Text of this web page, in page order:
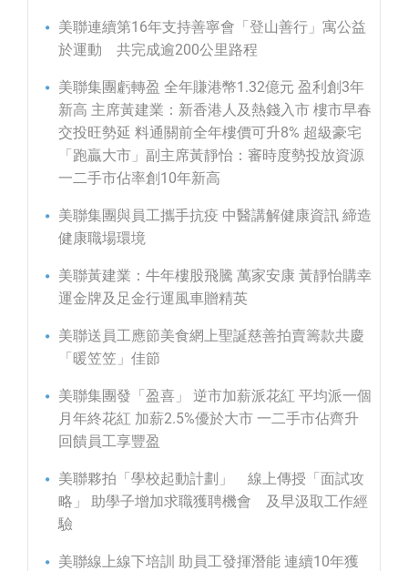
美聯連續第16年支持善寧會「登山善行」寓公益
於運動 共完成逾200公里路程
美聯集團虧轉盈 全年賺港幣1.32億元 盈利創3年
新高 主席黃建業：新香港人及熱錢入市 樓市早春
交投旺勢延 料通關前全年樓價可升8% 超級豪宅
「跑贏大市」副主席黃靜怡：審時度勢投放資源
一二手市佔率創10年新高
美聯集團與員工攜手抗疫 中醫講解健康資訊 締造
健康職場環境
美聯黃建業：牛年樓股飛騰 萬家安康 黃靜怡購幸
運金牌及足金行運風車贈精英
美聯送員工應節美食網上聖誕慈善拍賣籌款共慶
「暖笠笠」佳節
美聯集團發「盈喜」 逆市加薪派花紅 平均派一個
月年終花紅 加薪2.5%優於大市 一二手市佔齊升
回饋員工享豐盈
美聯夥拍「學校起動計劃」 線上傳授「面試攻
略」 助學子增加求職獲聘機會 及早汲取工作經
驗
美聯線上線下培訓 助員工發揮潛能 連續10年獲